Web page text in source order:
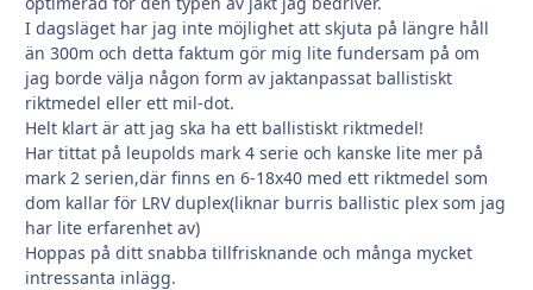
I dagsläget har jag inte möjlighet att skjuta på längre håll
än 300m och detta faktum gör mig lite fundersam på om
jag borde välja någon form av jaktanpassat ballistiskt
riktmedel eller ett mil-dot.
Helt klart är att jag ska ha ett ballistiskt riktmedel!
Har tittat på leupolds mark 4 serie och kanske lite mer på
mark 2 serien,där finns en 6-18x40 med ett riktmedel som
dom kallar för LRV duplex(liknar burris ballistic plex som jag
har lite erfarenhet av)
Hoppas på ditt snabba tillfrisknande och många mycket
intressanta inlägg.